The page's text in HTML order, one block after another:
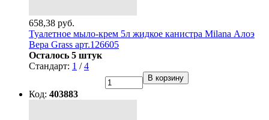
658,38 руб.
Туалетное мыло-крем 5л жидкое канистра Milana Алоэ
Вера Grass арт.126605
Осталось 5 штук
Стандарт: 1 /4
В корзину
Код: 403883